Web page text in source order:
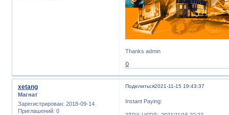
Thanks admin
0
Поделиться2021-11-15 19:43:37
xetang
Магнат
Зарегистрирован: 2018-09-14
Приглашений: 0
Instant Paying: